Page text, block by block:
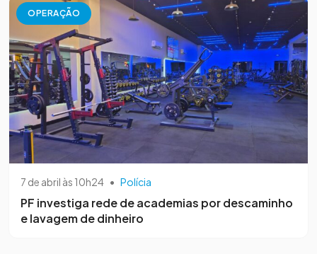
OPERAÇÃO
7 de abril às 10h24 • Polícia
PF investiga rede de academias por descaminho
e lavagem de dinheiro